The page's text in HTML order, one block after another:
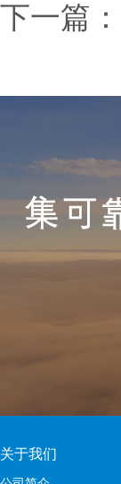
下一篇：
关于我们